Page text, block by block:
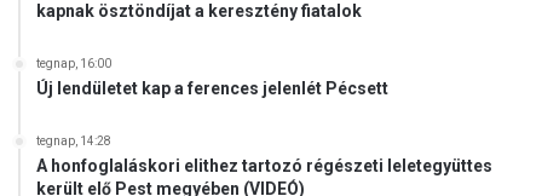
kapnak ösztöndíjat a keresztény fiatalok
tegnap, 16:00
Új lendületet kap a ferences jelenlét Pécsett
tegnap, 14:28
A honfoglaláskori elithez tartozó régészeti leletegyüttes
került elő Pest megyében (VIDEÓ)